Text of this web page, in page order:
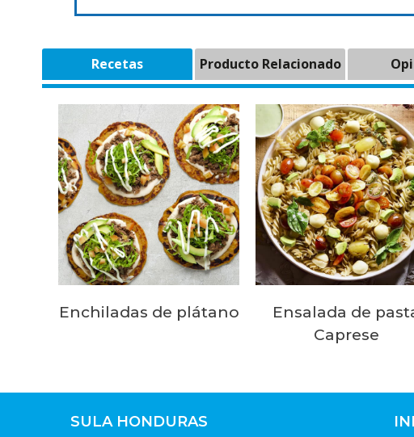
Recetas Producto Relacionado
Enchiladas de plátano
Ensalada de
Caprese
SULA HONDURAS